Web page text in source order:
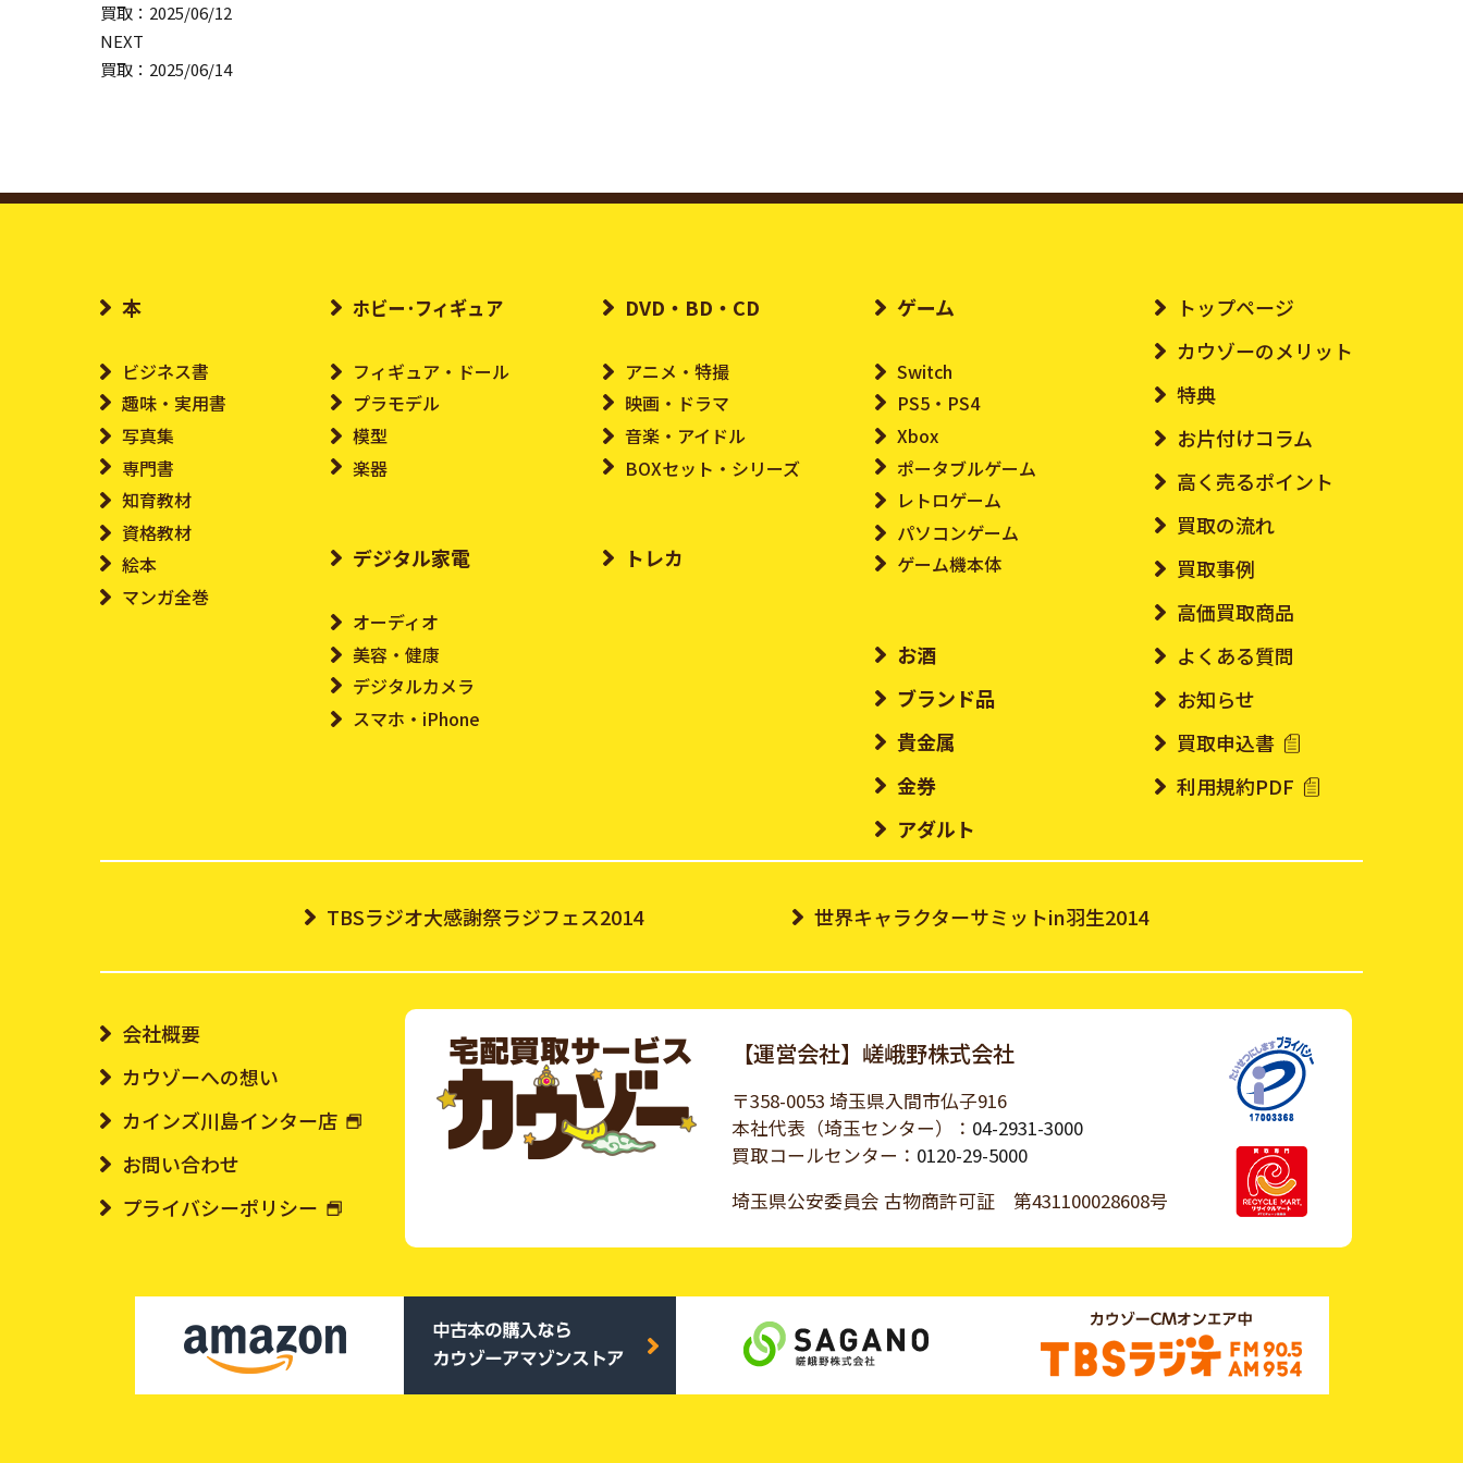
買取：2025/06/12
NEXT
買取：2025/06/14
本
ビジネス書
趣味・実用書
写真集
専門書
知育教材
資格教材
絵本
マンガ全巻
ホビー･フィギュア
フィギュア・ドール
プラモデル
模型
楽器
デジタル家電
オーディオ
美容・健康
デジタルカメラ
スマホ・iPhone
DVD・BD・CD
アニメ・特撮
映画・ドラマ
音楽・アイドル
BOXセット・シリーズ
トレカ
ゲーム
Switch
PS5・PS4
Xbox
ポータブルゲーム
レトロゲーム
パソコンゲーム
ゲーム機本体
お酒
ブランド品
貴金属
金券
アダルト
トップページ
カウゾーのメリット
特典
お片付けコラム
高く売るポイント
買取の流れ
買取事例
高価買取商品
よくある質問
お知らせ
買取申込書
利用規約PDF
TBSラジオ大感謝祭ラジフェス2014 世界キャラクターサミットin羽生2014
会社概要
カウゾーへの想い
カインズ川島インター店
お問い合わせ
プライバシーポリシー
【運営会社】嵯峨野株式会社
〒358-0053 埼玉県入間市仏子916
本社代表（埼玉センター）： 04-2931-3000
買取コールセンター： 0120-29-5000
埼玉県公安委員会 古物商許可証 第431100028608号